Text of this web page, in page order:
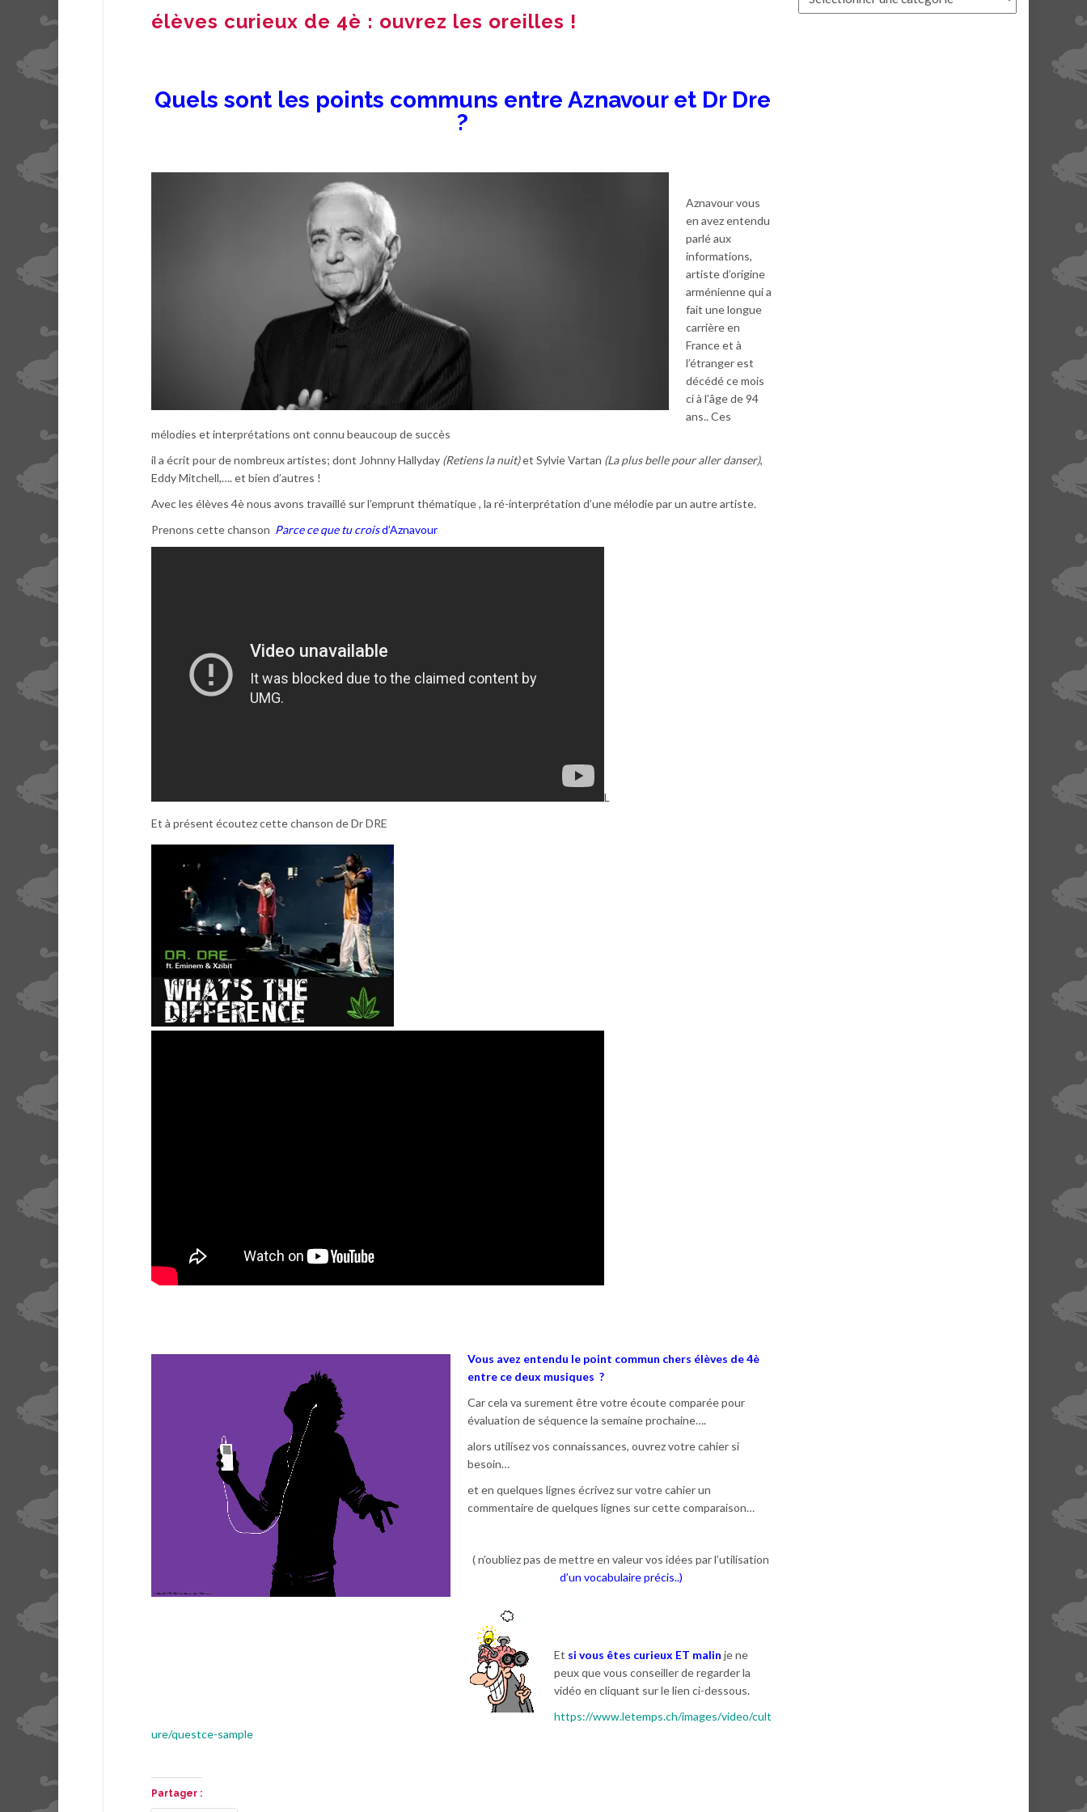
élèves curieux de 4è : ouvrez les oreilles !
Quels sont les points communs entre Aznavour et Dr Dre
?
Aznavour vous
en avez entendu
parlé aux
informations,
artiste d’origine
arménienne qui a
fait une longue
carrière en
France et à
l’étranger est
décédé ce mois
ci à l’âge de 94
ans.. Ces
mélodies et interprétations ont connu beaucoup de succès
il a écrit pour de nombreux artistes; dont Johnny Hallyday (Retiens la nuit)et Sylvie Vartan (La plus belle pour aller danser),
Eddy Mitchell,…. et bien d’autres !
Avec les élèves 4è nous avons travaillé sur l’emprunt thématique , la ré-interprétation d’une mélodie par un autre artiste.
Prenons cette chanson Parce ce que tu croisd’Aznavour
L
Et à présent écoutez cette chanson de Dr DRE
Vous avez entendu le point commun chers élèves de 4è
entre ce deux musiques ?
Car cela va surement être votre écoute comparée pour
évaluation de séquence la semaine prochaine….
alors utilisez vos connaissances, ouvrez votre cahier si
besoin…
et en quelques lignes écrivez sur votre cahier un
commentaire de quelques lignes sur cette comparaison…
( n’oubliez pas de mettre en valeur vos idées par l’utilisation
d’un vocabulaire précis..)
Et si vous êtes curieux ET malin je ne
peux que vous conseiller de regarder la
vidéo en cliquant sur le lien ci-dessous.
https://www.letemps.ch/images/video/cult
ure/questce-sample
Partager :